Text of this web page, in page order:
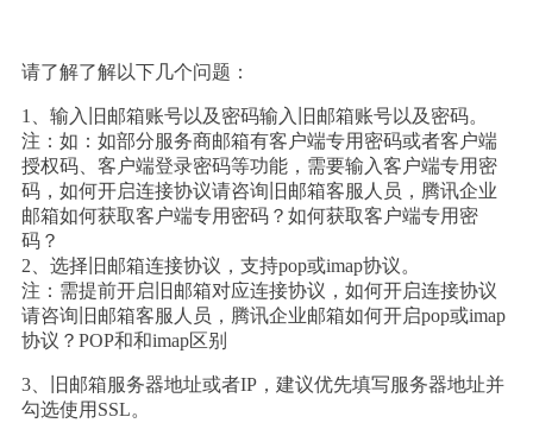
请了解了解以下几个问题：
1、输入旧邮箱账号以及密码输入旧邮箱账号以及密码。
注：如：如部分服务商邮箱有客户端专用密码或者客户端
授权码、客户端登录密码等功能，需要输入客户端专用密
码，如何开启连接协议请咨询旧邮箱客服人员，腾讯企业
邮箱如何获取客户端专用密码？如何获取客户端专用密
码？
2、选择旧邮箱连接协议，支持pop或imap协议。
注：需提前开启旧邮箱对应连接协议，如何开启连接协议
请咨询旧邮箱客服人员，腾讯企业邮箱如何开启pop或imap
协议？POP和和imap区别
3、旧邮箱服务器地址或者IP，建议优先填写服务器地址并
勾选使用SSL。